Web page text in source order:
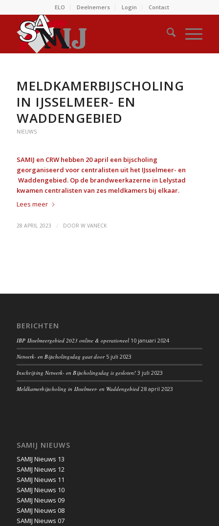
ELO Deelnemers Login Contact
MELDKAMERBIJSCHOLING
IN IJSSELMEER- EN
WADDENGEBIED
NIEUWS
SAMIJ en CRW hebben 20 april een bijscholing
georganiseerd voor centralisten uit het IJsselmeer- en
Waddengebied. Op de brandweerkazerne in Lelystad
kwamen centralisten van zes meldkamers bij elkaar.
Lees meer
28 APRIL 2023 / DOOR W.VANECK
BERICHTEN
IBP IJsselmeergebied 2023 online & operationeel 10 januari 2024
Netwerk- en Bijscholingsdag gaat door 5 juli 2023
Inschrijving Netwerk- en Bijscholingsdag is gesloten! 3 juli 2023
Meldkamerbijscholing in IJsselmeer- en Waddengebied 28 april 2023
SAMIJ NIEUWS
SAMIJ Nieuws 13
SAMIJ Nieuws 12
SAMIJ Nieuws 11
SAMIJ Nieuws 10
SAMIJ Nieuws 09
SAMIJ Nieuws 08
SAMIJ Nieuws 07